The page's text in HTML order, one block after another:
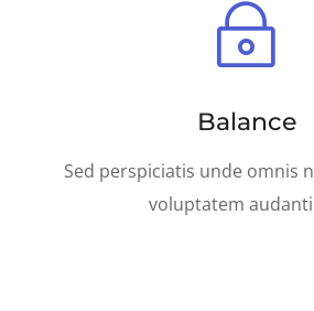
~
Balance
Sed perspiciatis unde omnis
voluptatem